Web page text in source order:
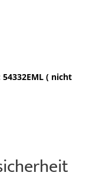
( nicht